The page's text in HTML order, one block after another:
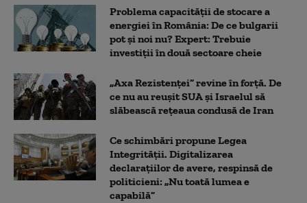
Problema capacității de stocare a
energiei în România: De ce bulgarii
pot și noi nu? Expert: Trebuie
investiții în două sectoare cheie
„Axa Rezistenței” revine în forță. De
ce nu au reușit SUA și Israelul să
slăbească rețeaua condusă de Iran
Ce schimbări propune Legea
Integrității. Digitalizarea
declarațiilor de avere, respinsă de
politicieni: „Nu toată lumea e
capabilă”